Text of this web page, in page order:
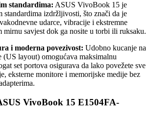
standardima: ASUS VivoBook 15 je
standardima izdržljivosti, što znači da je
udarce, vibracije i ekstremne
mirnu savjest dok ga nosite u torbi ili ruksaku.
i moderna povezivost: Udobno kucanje na
(US layout) omogućava maksimalnu
set portova osigurava da lako povežete sve
eksterne monitore i memorijske medije bez
VivoBook 15 E1504FA-